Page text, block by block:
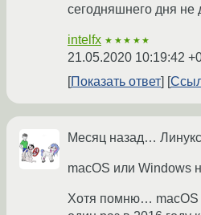
сегодняшнего дня не
intelfx ★★★★★
21.05.2020 10:19:42
Показать ответ
Месяц назад…
macOS или Windows
Хотя помню… macOS